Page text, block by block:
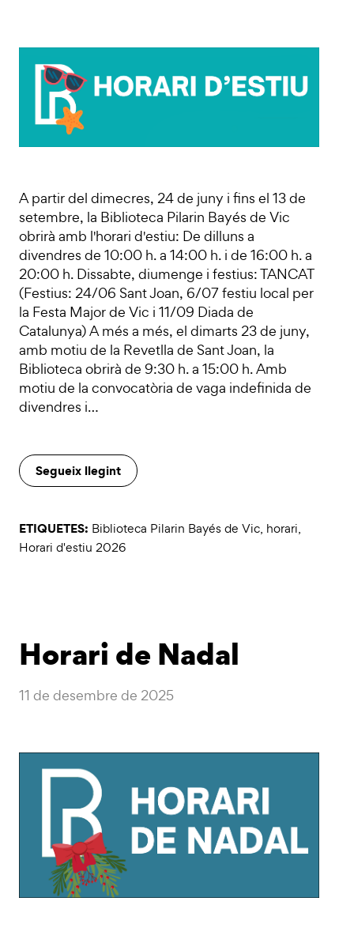
A partir del dimecres, 24 de juny i fins el 13 de
setembre, la Biblioteca Pilarin Bayés de Vic
obrirà amb l'horari d'estiu: De dilluns a
divendres de 10:00 h. a 14:00 h. i de 16:00 h. a
20:00 h. Dissabte, diumenge i festius: TANCAT
(Festius: 24/06 Sant Joan, 6/07 festiu local per
la Festa Major de Vic i 11/09 Diada de
Catalunya) A més a més, el dimarts 23 de juny,
amb motiu de la Revetlla de Sant Joan, la
Biblioteca obrirà de 9:30 h. a 15:00 h. Amb
motiu de la convocatòria de vaga indefinida de
divendres i…
Segueix llegint
ETIQUETES: Biblioteca Pilarin Bayés de Vic, horari,
Horari d'estiu 2026
Horari de Nadal
11 de desembre de 2025